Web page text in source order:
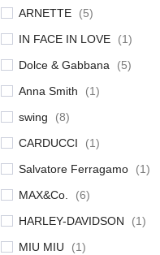
ARNETTE
(5)
IN FACE IN LOVE
(1)
Dolce & Gabbana
(5)
Anna Smith
(1)
swing
(8)
CARDUCCI
(1)
Salvatore Ferragamo
(1)
MAX&Co.
(6)
HARLEY-DAVIDSON
(1)
MIU MIU
(1)